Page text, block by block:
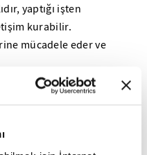
yaptığı işten
kurabilir.
mücadele eder ve
üzerine düşen